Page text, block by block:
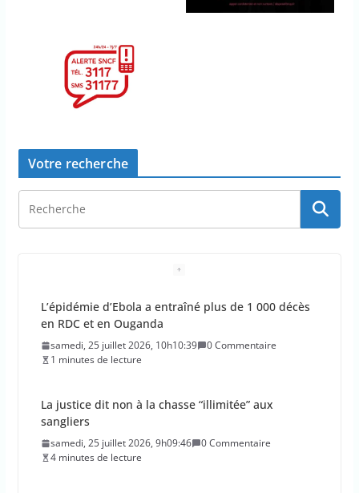
Votre recherche
L’épidémie d’Ebola a entraîné plus de 1 000 décès
en RDC et en Ouganda
samedi, 25 juillet 2026, 10h10:39
0 Commentaire
1 minutes de lecture
La justice dit non à la chasse “illimitée” aux
sangliers
samedi, 25 juillet 2026, 9h09:46
0 Commentaire
4 minutes de lecture